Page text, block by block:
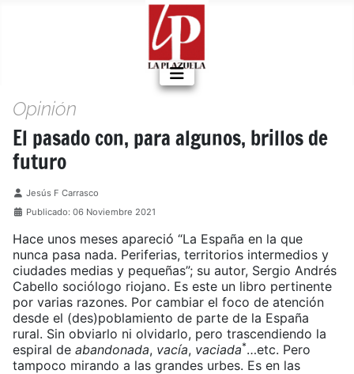
Opinión
El pasado con, para algunos, brillos de
futuro
Detalles
Jesús F Carrasco
Publicado: 06 Noviembre 2021
Hace unos meses apareció “La España en la que
nunca pasa nada. Periferias, territorios intermedios y
ciudades medias y pequeñas”; su autor, Sergio Andrés
Cabello sociólogo riojano. Es este un libro pertinente
por varias razones. Por cambiar el foco de atención
desde el (des)poblamiento de parte de la España
rural. Sin obviarlo ni olvidarlo, pero trascendiendo la
espiral de abandonada, vacía, vaciada*…etc. Pero
tampoco mirando a las grandes urbes. Es en las